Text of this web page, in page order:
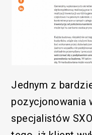
Jednym z
pozycjonowania
specjalistów